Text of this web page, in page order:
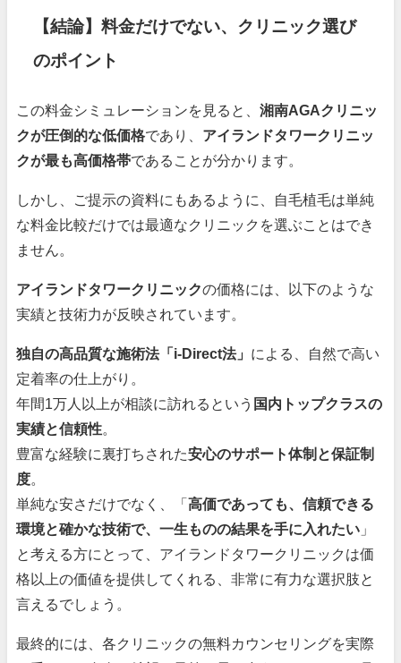
【結論】料金だけでない、クリニック選び
のポイント
この料金シミュレーションを見ると、 湘南AGAクリニッ
クが圧倒的な低価格であり、 アイランドタワークリニッ
クが最も高価格帯であることが分かります。
しかし、ご提示の資料にもあるように、自毛植毛は単純
な料金比較だけでは最適なクリニックを選ぶことはでき
ません。
アイランドタワークリニックの価格には、以下のような
実績と技術力が反映されています。
独自の高品質な施術法「i-Direct法」 による、自然で高い
定着率の仕上がり。
年間1万人以上が相談に訪れるという 国内トップクラスの
実績と信頼性
豊富な経験に裏打ちされた安心のサポート体制と保証制
度
単純な安さだけでなく、「高価であっても、信頼できる
環境と確かな技術で、一生ものの結果を手に入れたい 」
と考える方にとって、アイランドタワークリニックは価
格以上の価値を提供してくれる、非常に有力な選択肢と
言えるでしょう。
最終的には、各クリニックの無料カウンセリングを実際